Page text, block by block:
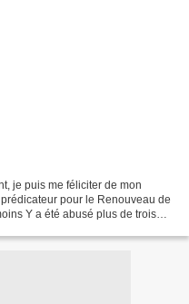
je puis me féliciter de mon
pour le Renouveau de
Y a été abusé plus de trois